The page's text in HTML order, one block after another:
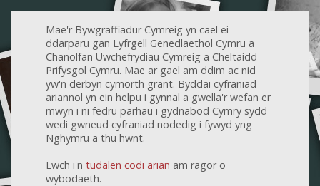
Mae'r Bywgraffiadur Cymreig yn cael ei
ddarparu gan Lyfrgell Genedlaethol Cymru a
Chanolfan Uwchefrydiau Cymreig a Cheltaidd
Prifysgol Cymru. Mae ar gael am ddim ac nid
yw'n derbyn cymorth grant. Byddai cyfraniad
ariannol yn ein helpu i gynnal a gwella'r wefan er
mwyn i ni fedru parhau i gydnabod Cymry sydd
wedi gwneud cyfraniad nodedig i fywyd yng
Nghymru a thu hwnt.
Ewch i'n tudalen codi arian am ragor o
wybodaeth.